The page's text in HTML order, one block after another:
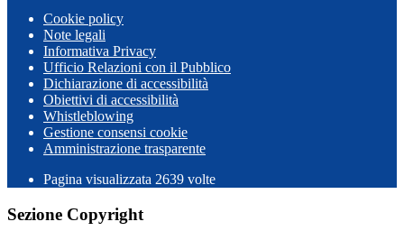
Cookie policy
Note legali
Informativa Privacy
Ufficio Relazioni con il Pubblico
Dichiarazione di accessibilità
Obiettivi di accessibilità
Whistleblowing
Gestione consensi cookie
Amministrazione trasparente
Pagina visualizzata 2639 volte
Sezione Copyright